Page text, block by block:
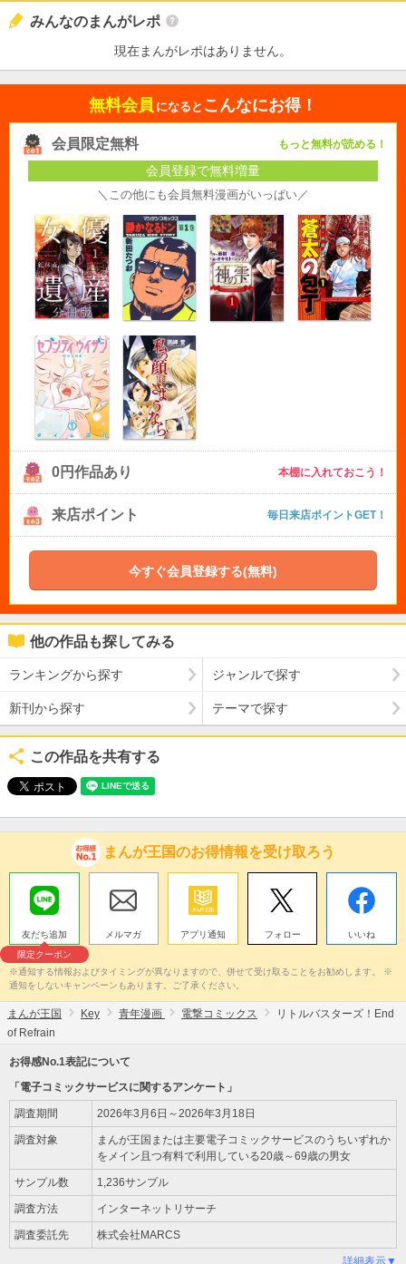
みんなのまんがレポ
現在まんがレポはありません。
無料会員 になると こんなにお得！
会員限定無料 もっと無料が読める！
会員登録で無料増量
＼この他にも会員無料漫画がいっぱい／
0円作品あり 本棚に入れておこう！
来店ポイント 毎日来店ポイントGET！
今すぐ会員登録する(無料)
他の作品も探してみる
ランキングから探す ジャンルで探す
新刊から探す テーマで探す
この作品を共有する
まんが王国のお得情報を受け取ろう
友だち追加
限定クーポン
メルマガ アプリ通知 フォロー いいね
※通知する情報およびタイミングが異なりますので、併せて受け取ることをお勧めします。 ※
通知をしないキャンペーンもあります。ご了承ください。
まんが王国 Key 青年漫画 電撃コミックス
リトルバスターズ！End
of Refrain
お得感No.1表記について
「電子コミックサービスに関するアンケート」
調査期間 2026年3月6日～2026年3月18日
調査対象
まんが王国または主要電子コミックサービスのうちいずれか
をメイン且つ有料で利用している20歳～69歳の男女
サンプル数 1,236サンプル
調査方法 インターネットリサーチ
調査委託先 株式会社MARCS
詳細表示▼